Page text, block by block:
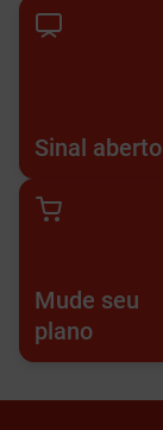
Sinal aberto
Mude seu
plano